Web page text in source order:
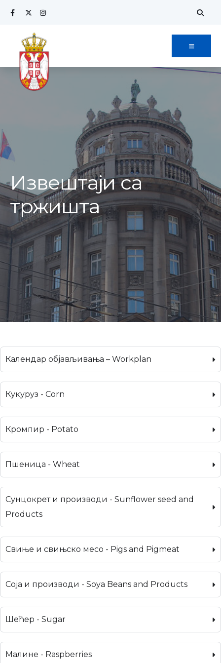
Извештаји са
тржишта
Календар објављивања – Workplan
Кукуруз - Corn
Кромпир - Potato
Пшеница - Wheat
Сунцокрет и производи - Sunflower seed and
Products
Свиње и свињско месо - Pigs and Pigmeat
Соја и производи - Soya Beans and Products
Шећер - Sugar
Малине - Raspberries